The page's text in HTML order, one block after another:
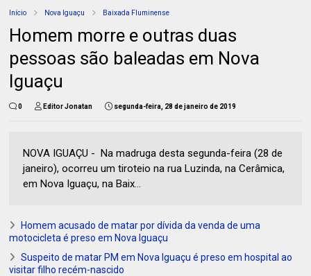
Início Nova Iguaçu Baixada Fluminense
Homem morre e outras duas
pessoas são baleadas em Nova
Iguaçu
0 Editor Jonatan segunda-feira, 28 de janeiro de 2019
NOVA IGUAÇU - Na madruga desta segunda-feira (28 de
janeiro), ocorreu um tiroteio na rua Luzinda, na Cerâmica,
em Nova Iguaçu, na Baix...
Homem acusado de matar por dívida da venda de uma
motocicleta é preso em Nova Iguaçu
Suspeito de matar PM em Nova Iguaçu é preso em hospital ao
visitar filho recém-nascido